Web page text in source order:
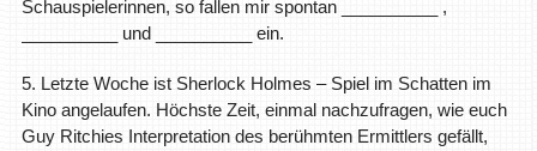
Schauspielerinnen, so fallen mir spontan __________ ,
__________ und __________ ein.
5. Letzte Woche ist Sherlock Holmes – Spiel im Schatten im
Kino angelaufen. Höchste Zeit, einmal nachzufragen, wie euch
Guy Ritchies Interpretation des berühmten Ermittlers gefällt,